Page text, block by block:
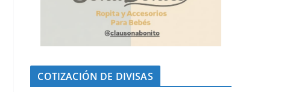
COTIZACIÓN DE DIVISAS